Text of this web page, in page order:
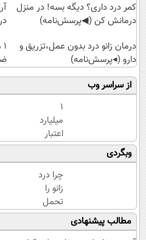
کمر درد داری؟ دیگه بسه! در منزل
درمانش کن (◀پرسش‌نامه)
درمان زانو درد بدون عمل،تزریق و
دارو (◂پرسش‌نامه)
از سراسر وب
۱
میلیارد
اعتبار
خرید
طلا |
بدون
ضامن
و چک
وبگردی
چرا درد
زانو را
تحمل
می‌کنی؟
خیلی
مطالب پیشنهادی